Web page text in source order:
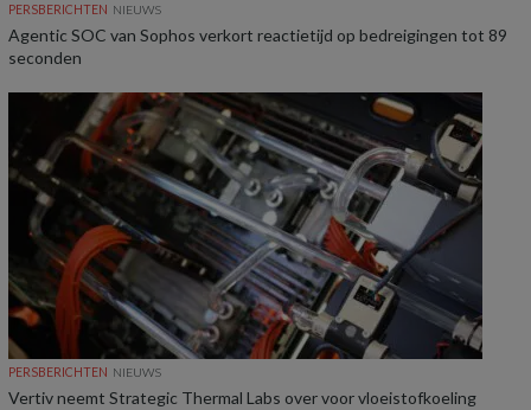
PERSBERICHTEN NIEUWS
Agentic SOC van Sophos verkort reactietijd op bedreigingen tot 89
seconden
PERSBERICHTEN NIEUWS
Vertiv neemt Strategic Thermal Labs over voor vloeistofkoeling